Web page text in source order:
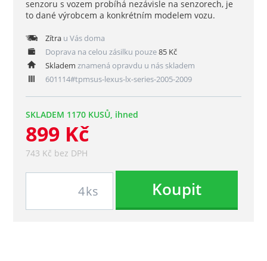
senzoru s vozem probíhá nezávisle na senzorech, je
to dané výrobcem a konkrétním modelem vozu.
Zítrau Vás doma
Doprava na celou zásilku pouze85 Kč
Skladem znamená opravdu u nás skladem
601114#tpmsus-lexus-lx-series-2005-2009
SKLADEM 1170 KUSŮ, ihned
899 Kč
743 Kč bez DPH
ks Koupit